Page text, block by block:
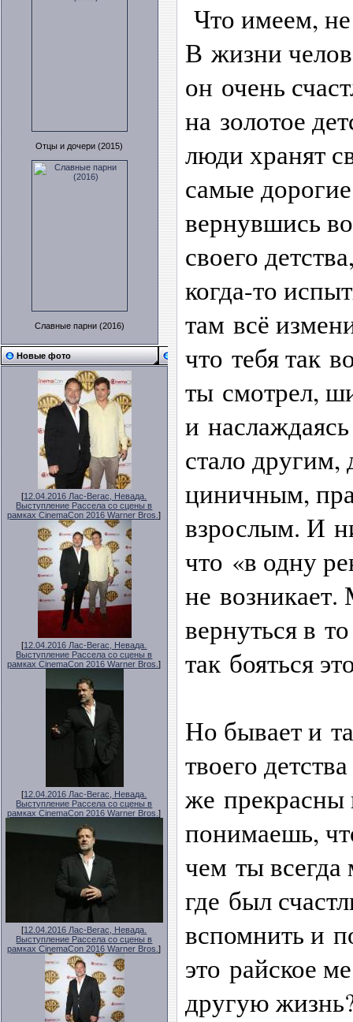
Отцы и дочери (2015)
Славные парни (2016)
Новые фото
[12.04.2016 Лас-Вегас, Невада.
Выступление Рассела со сцены в
рамках CinemaCon 2016 Warner Bros.]
[12.04.2016 Лас-Вегас, Невада.
Выступление Рассела со сцены в
рамках CinemaCon 2016 Warner Bros.]
[12.04.2016 Лас-Вегас, Невада.
Выступление Рассела со сцены в
рамках CinemaCon 2016 Warner Bros.]
[12.04.2016 Лас-Вегас, Невада.
Выступление Рассела со сцены в
рамках CinemaCon 2016 Warner Bros.]
Что имеем,
В жизни
он очень
на золотое
люди хранят
самые
вернувшись
своего
когда-то
там всё
что тебя так
ты смотрел,
и
стало
циничным,
взрослым. И
что «в одну
не возникает.
вернуться в
так бояться
Но бывает и
твоего
же
понимаешь,
чем ты всегда
где был
вспомнить и
это райское
другую